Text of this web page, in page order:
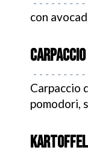
con
Carpaccio
pomodori,